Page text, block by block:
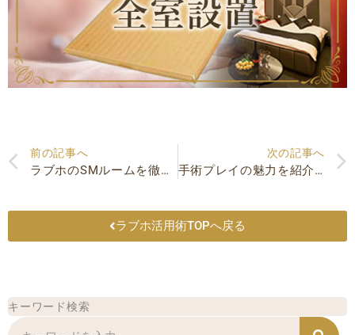
Prev
前の記事へ
ラブホのSMルームを徹底解説！ラブホのSMルームがすごい！
次の記事へ
手術プレイの魅力を紹介！一般的な医療プレイとどう違うの？
ラブホ活用術TOPへ戻る
キーワード検索
検